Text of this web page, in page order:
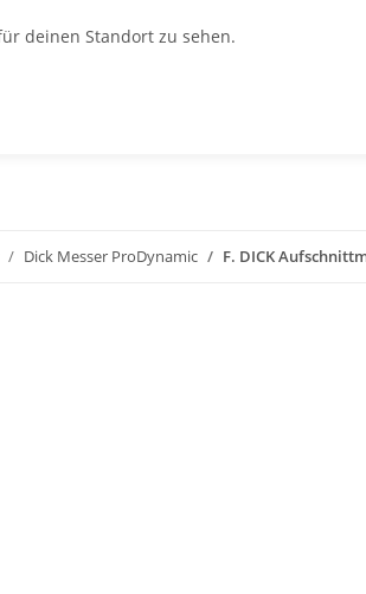
deinen Standort zu sehen.
Dick Messer ProDynamic F. DICK